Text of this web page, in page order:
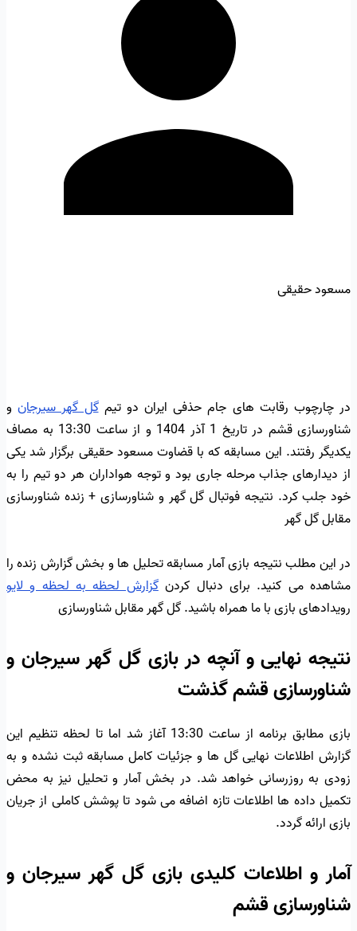
مسعود حقیقی
در چارچوب رقابت های جام حذفی ایران دو تیمگل گهر سیرجانو
شناورسازی قشم در تاریخ 1 آذر 1404 و از ساعت 13:30 به مصاف
یکدیگر رفتند. این مسابقه که با قضاوت مسعود حقیقی برگزار شد یکی
از دیدارهای جذاب مرحله جاری بود و توجه هواداران هر دو تیم را به
خود جلب کرد. نتیجه فوتبال گل گهر و شناورسازی + زنده شناورسازی
مقابل گل گهر
در این مطلب نتیجه بازی آمار مسابقه تحلیل ها و بخش گزارش زنده را
مشاهده می کنید. برای دنبال کردنگزارش لحظه به لحظه و لایو
رویدادهای بازی با ما همراه باشید. گل گهر مقابل شناورسازی
نتیجه نهایی و آنچه در بازی گل گهر سیرجان و
شناورسازی قشم گذشت
بازی مطابق برنامه از ساعت 13:30 آغاز شد اما تا لحظه تنظیم این
گزارش اطلاعات نهایی گل ها و جزئیات کامل مسابقه ثبت نشده و به
زودی به روزرسانی خواهد شد. در بخش آمار و تحلیل نیز به محض
تکمیل داده ها اطلاعات تازه اضافه می شود تا پوشش کاملی از جریان
بازی ارائه گردد.
آمار و اطلاعات کلیدی بازی گل گهر سیرجان و
شناورسازی قشم